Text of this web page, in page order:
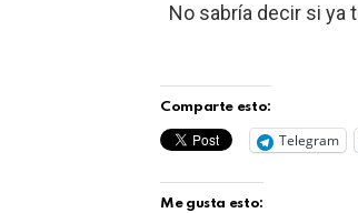
No sabría decir si ya
Comparte esto:
Telegram
Me gusta esto: